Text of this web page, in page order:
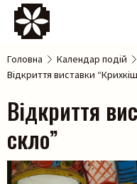
Головна
Календар подій
Відкриття виставки
Відкриття
скло”